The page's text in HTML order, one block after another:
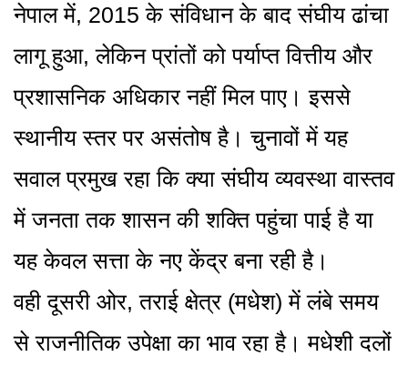
नेपाल में, 2015 के संविधान के बाद संघीय ढांचा
लागू हुआ, लेकिन प्रांतों को पर्याप्त वित्तीय और
प्रशासनिक अधिकार नहीं मिल पाए। इससे
स्थानीय स्तर पर असंतोष है। चुनावों में यह
सवाल प्रमुख रहा कि क्या संघीय व्यवस्था वास्तव
में जनता तक शासन की शक्ति पहुंचा पाई है या
यह केवल सत्ता के नए केंद्र बना रही है।
वही दूसरी ओर, तराई क्षेत्र (मधेश) में लंबे समय
से राजनीतिक उपेक्षा का भाव रहा है। मधेशी दलों